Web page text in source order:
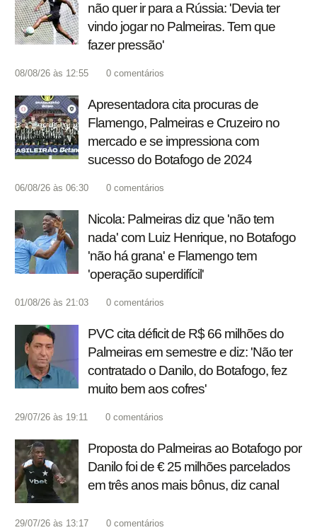
não quer ir para a Rússia: 'Devia ter
vindo jogar no Palmeiras. Tem que
fazer pressão'
08/08/26 às 12:55 0 comentários
Apresentadora cita procuras de
Flamengo, Palmeiras e Cruzeiro no
mercado e se impressiona com
sucesso do Botafogo de 2024
06/08/26 às 06:30 0 comentários
Nicola: Palmeiras diz que 'não tem
nada' com Luiz Henrique, no Botafogo
'não há grana' e Flamengo tem
'operação superdifícil'
01/08/26 às 21:03 0 comentários
PVC cita déficit de R$ 66 milhões do
Palmeiras em semestre e diz: 'Não ter
contratado o Danilo, do Botafogo, fez
muito bem aos cofres'
29/07/26 às 19:11 0 comentários
Proposta do Palmeiras ao Botafogo por
Danilo foi de € 25 milhões parcelados
em três anos mais bônus, diz canal
29/07/26 às 13:17 0 comentários